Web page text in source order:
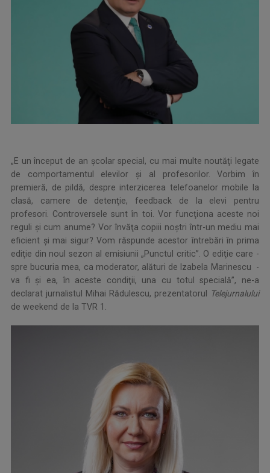
„E un început de an şcolar special, cu mai multe noutăţi legate
de comportamentul elevilor şi al profesorilor. Vorbim în
premieră, de pildă, despre interzicerea telefoanelor mobile la
clasă, camere de detenţie, feedback de la elevi pentru
profesori. Controversele sunt în toi. Vor funcţiona aceste noi
reguli şi cum anume? Vor învăţa copiii noştri într-un mediu mai
eficient şi mai sigur? Vom răspunde acestor întrebări în prima
ediţie din noul sezon al emisiunii „Punctul critic”. O ediţie care -
spre bucuria mea, ca moderator, alături de Izabela Marinescu -
va fi şi ea, în aceste condiţii, una cu totul specială”, ne-a
declarat jurnalistul Mihai Rădulescu, prezentatorul
Telejurnalului
de weekend de la TVR 1.